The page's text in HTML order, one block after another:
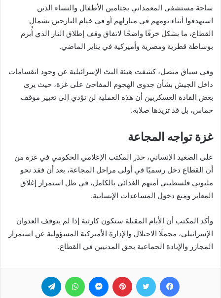
ساحة مستشفى المعمداني بجثامين الأطفال والنساء الذين
استهدفوا أثناء نومهم في منازلهم أو في خيام النازحين بشمال
القطاع، ما يشكل خرقًا واضحًا لاتفاق وقف إطلاق النار الذي أُبرم
بوساطة قطرية ومصرية وأميركية في يناير الماضي.
وفي سياق متصل، كشفت هيئة البث الإسرائيلية عن وجود انقسامات
داخل الجيش بشأن جدوى الهجوم المفاجئ على غزة، حيث يرى
بعض القادة العسكريين أن هذه العملية لن تؤدي إلى تغيير موقف
حماس، بل قد تزيدها صلابة.
غزة تواجه المجاعة
على الصعيد الإنساني، حذر المكتب الإعلامي الحكومي في غزة من
أن القطاع دخل رسميًا في أولى مراحل المجاعة، بعد أن فقد نحو
مليوني فلسطيني أمنهم الغذائي بالكامل، في ظل استمرار إغلاق
المعابر ومنع دخول المساعدات الإنسانية.
وأكد المكتب أن الأيام المقبلة ستكون كارثية إذا لم يتوقف العدوان
الإسرائيلي، محملًا الاحتلال والإدارة الأميركية المسؤولية عن استمرار
المجازر والإبادة الجماعية بحق المدنيين في القطاع.
فيسبوك تويتر بينتيريست ماسنجر واتساب